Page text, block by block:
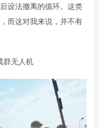
设法撤离的循环。这类
而这对我来说，并不有
群无人机